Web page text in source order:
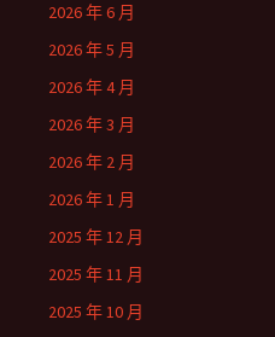
2026 年 6 月
2026 年 5 月
2026 年 4 月
2026 年 3 月
2026 年 2 月
2026 年 1 月
2025 年 12 月
2025 年 11 月
2025 年 10 月